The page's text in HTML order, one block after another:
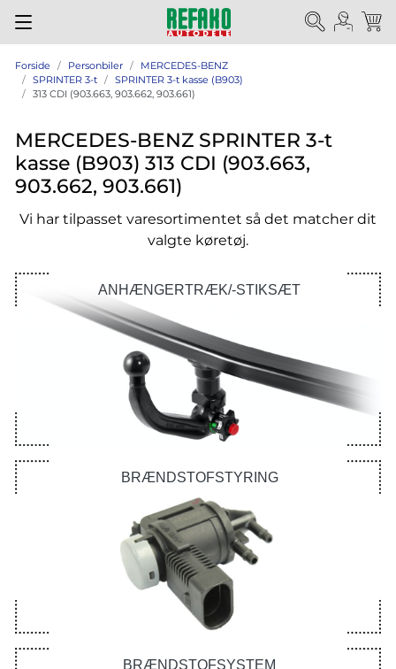
Forside Personbiler
MERCEDES-BENZ
SPRINTER 3-t
SPRINTER 3-t kasse (B903)
313 CDI (903.663, 903.662, 903.661)
MERCEDES-BENZ SPRINTER 3-t
kasse (B903) 313 CDI (903.663,
903.662, 903.661)
Vi har tilpasset varesortimentet så det matcher dit
valgte køretøj.
ANHÆNGERTRÆK/-STIKSÆT
BRÆNDSTOFSTYRING
BRÆNDSTOFSYSTEM